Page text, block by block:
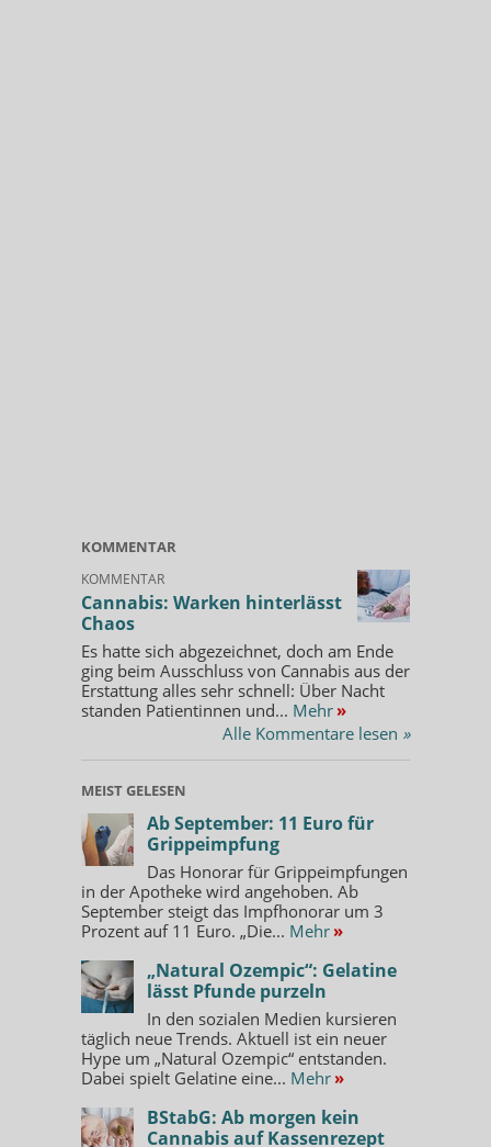
KOMMENTAR
KOMMENTAR
Cannabis: Warken hinterlässt
Chaos
Es hatte sich abgezeichnet, doch am Ende
ging beim Ausschluss von Cannabis aus der
Erstattung alles sehr schnell: Über Nacht
standen Patientinnen und... Mehr »
Alle Kommentare lesen »
MEIST GELESEN
Ab September: 11 Euro für
Grippeimpfung
Das Honorar für Grippeimpfungen
in der Apotheke wird angehoben. Ab
September steigt das Impfhonorar um 3
Prozent auf 11 Euro. „Die... Mehr »
„Natural Ozempic“: Gelatine
lässt Pfunde purzeln
In den sozialen Medien kursieren
täglich neue Trends. Aktuell ist ein neuer
Hype um „Natural Ozempic“ entstanden.
Dabei spielt Gelatine eine... Mehr »
BStabG: Ab morgen kein
Cannabis auf Kassenrezept